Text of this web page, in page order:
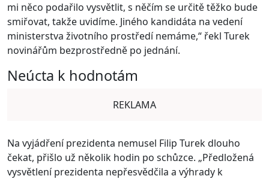
mi něco podařilo vysvětlit, s něčím se určitě těžko bude
smiřovat, takže uvidíme. Jiného kandidáta na vedení
ministerstva životního prostředí nemáme,“ řekl Turek
novinářům bezprostředně po jednání.
Neúcta k hodnotám
REKLAMA
Na vyjádření prezidenta nemusel Filip Turek dlouho
čekat, přišlo už několik hodin po schůzce. „Předložená
vysvětlení prezidenta nepřesvědčila a výhrady k